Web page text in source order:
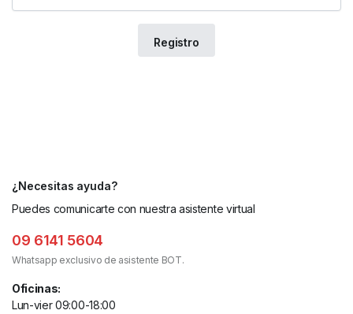
¿Necesitas ayuda?
Puedes comunicarte con nuestra asistente virtual
09 6141 5604
Whatsapp exclusivo de asistente BOT.
Oficinas:
Lun-vier 09:00-18:00